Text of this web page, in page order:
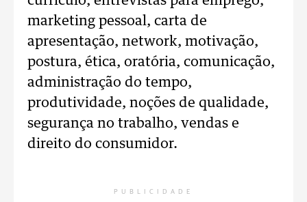
marketing pessoal, carta de
apresentação, network, motivação,
postura, ética, oratória, comunicação,
administração do tempo,
produtividade, noções de qualidade,
segurança no trabalho, vendas e
direito do consumidor.
PUBLICIDADE